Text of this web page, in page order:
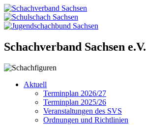
Schachverband Sachsen e.V.
Aktuell
Terminplan 2026/27
Terminplan 2025/26
Veranstaltungen des SVS
Ordnungen und Richtlinien